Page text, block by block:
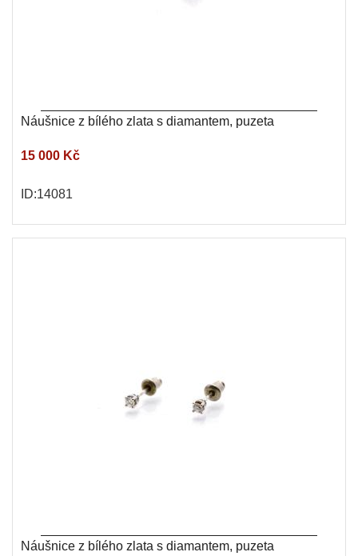
Náušnice z bílého zlata s diamantem, puzeta
15 000 Kč
ID:14081
Náušnice z bílého zlata s diamantem, puzeta